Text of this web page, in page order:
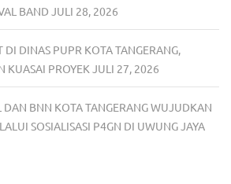
BAND JULI 28, 2026
DI DINAS PUPR KOTA TANGERANG,
KUASAI PROYEK JULI 27, 2026
DAN BNN KOTA TANGERANG WUJUDKAN
SOSIALISASI P4GN DI UWUNG JAYA